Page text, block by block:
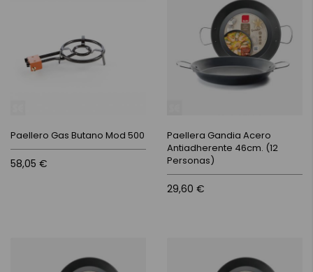
Paellero Gas Butano Mod 500
58,05 €
Paellera Gandia Acero
Antiadherente 46cm. (12
Personas)
29,60 €